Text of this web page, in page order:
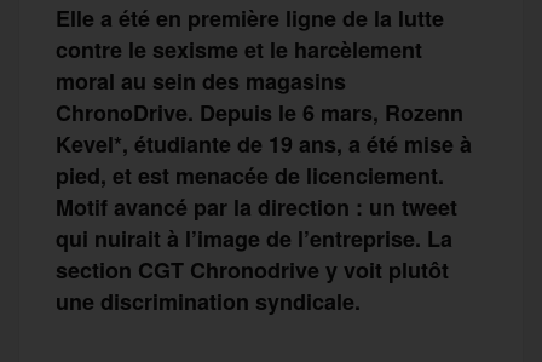
Elle a été en première ligne de la lutte
contre le sexisme et le harcèlement
moral au sein des magasins
ChronoDrive. Depuis le 6 mars, Rozenn
Kevel*, étudiante de 19 ans, a été mise à
pied, et est menacée de licenciement.
Motif avancé par la direction : un tweet
qui nuirait à l’image de l’entreprise. La
section CGT Chronodrive y voit plutôt
une discrimination syndicale.